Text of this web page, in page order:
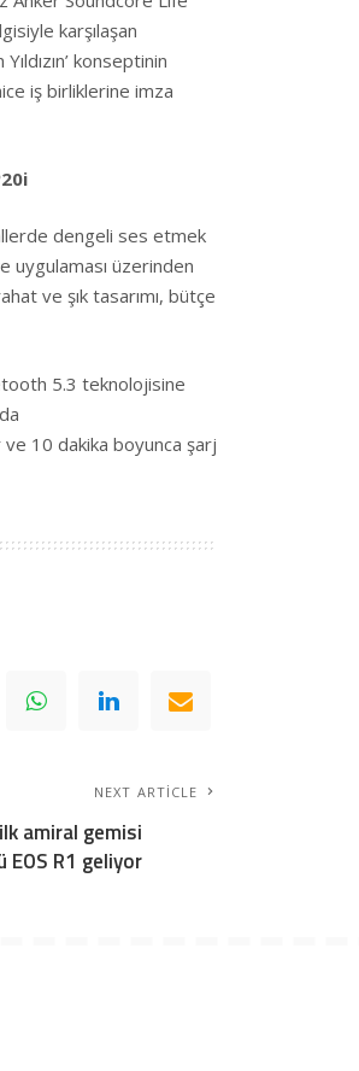
karşılaşan
konseptinin
iş birliklerine imza
dengeli ses etmek
uygulaması üzerinden
ve şık tasarımı, bütçe
5.3 teknolojisine
ve 10 dakika boyunca şarj
NEXT ARTICLE
amiral gemisi
EOS R1 geliyor